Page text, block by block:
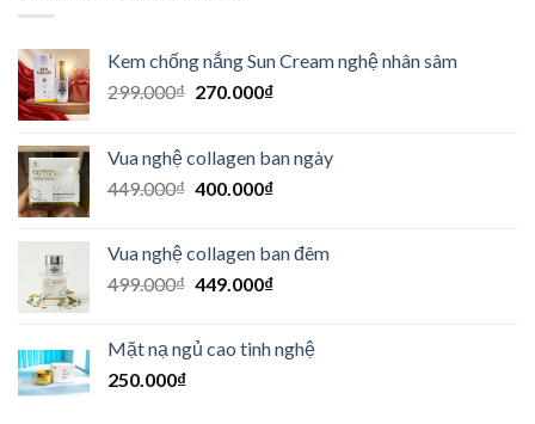
Kem chống nắng Sun Cream nghệ nhân sâm
299.000₫ Giá
299.000₫.
270.000₫Giá
là:
270.000₫.
Vua nghệ collagen ban ngày
449.000₫ Giá
449.000₫.
400.000₫Giá
là:
400.000₫.
Vua nghệ collagen ban đêm
499.000₫ Giá
499.000₫.
449.000₫Giá
là:
Mặt nạ ngủ cao tinh nghệ
250.000₫